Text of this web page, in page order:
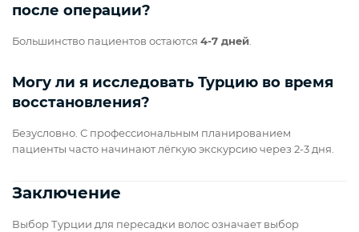
после операции?
Большинство пациентов остаются 4-7 дней
Могу ли я исследовать Турцию во время
восстановления?
Безусловно. С профессиональным планированием
пациенты часто начинают лёгкую экскурсию через 2-3 дня.
Заключение
Выбор Турции для пересадки волос означает выбор